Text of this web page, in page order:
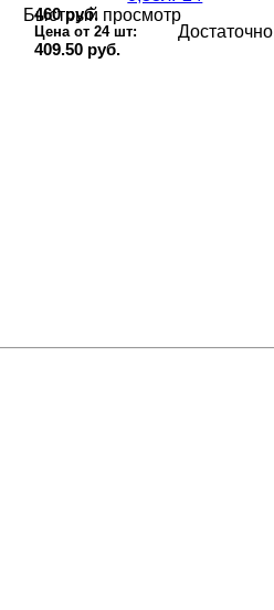
Быстрый просмотр
460 руб.
Цена от 24 шт:
409.50 руб.
Достаточно